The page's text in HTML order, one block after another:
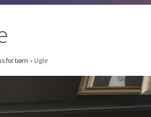
for børn » Ugle